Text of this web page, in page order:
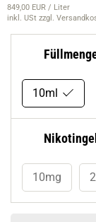
849,00 EUR / Liter
inkl. USt zzgl.
10ml
10mg